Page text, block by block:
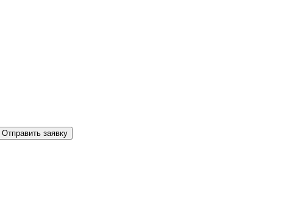
Отправить заявку